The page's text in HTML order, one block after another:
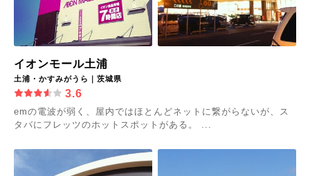
イオンモール土浦
土浦・かすみがうら｜茨城県
3.6
emの電波が弱く、屋内ではほとんどネットに繋がらないが、ス
タバにフレッツのホットスポットがある。 ...